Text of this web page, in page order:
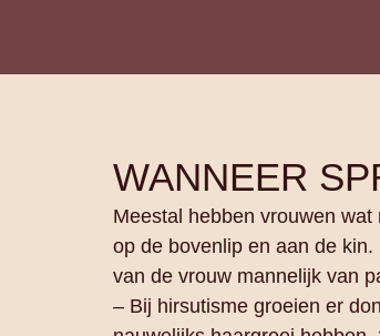
WANNEER
Meestal hebben vrouwen
op de bovenlip en aan de
van de vrouw mannelijk van
– Bij hirsutisme groeien er